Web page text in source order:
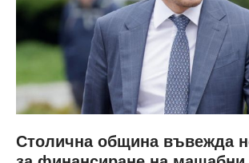
Столична община въвежда